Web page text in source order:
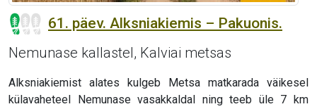
61. päev. Alksniakiemis – Pakuonis.
Nemunase kallastel, Kalviai metsas
Alksniakiemist alates kulgeb Metsa matkarada väikesel
külavaheteel Nemunase vasakkaldal ning teeb üle 7 km